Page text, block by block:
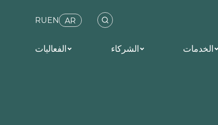
RUEN AR
الفعاليات الشركاء الخدمات